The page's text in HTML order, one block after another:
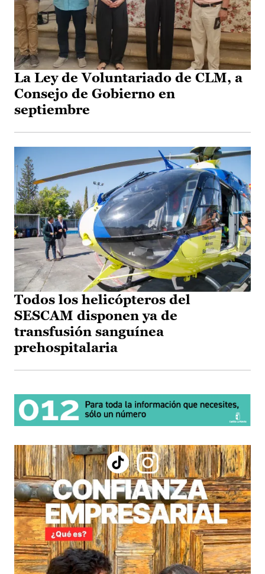
La Ley de Voluntariado de CLM, a
Consejo de Gobierno en
septiembre
Todos los helicópteros del
SESCAM disponen ya de
transfusión sanguínea
prehospitalaria